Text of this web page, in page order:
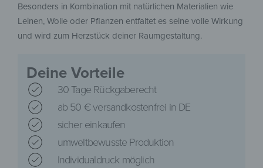
Besonders in Kombination mit natürlichen Materialien wie
Leinen, Wolle oder Pflanzen entfaltet es seine volle Wirkung
und wird zum Herzstück deiner Raumgestaltung.
Deine Vorteile
30 Tage Rückgaberecht
ab 50 € versandkostenfrei in DE
sicher einkaufen
umweltbewusste Produktion
Individualdruck möglich